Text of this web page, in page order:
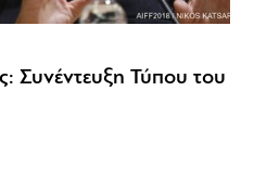
Συνέντευξη Τύπου του